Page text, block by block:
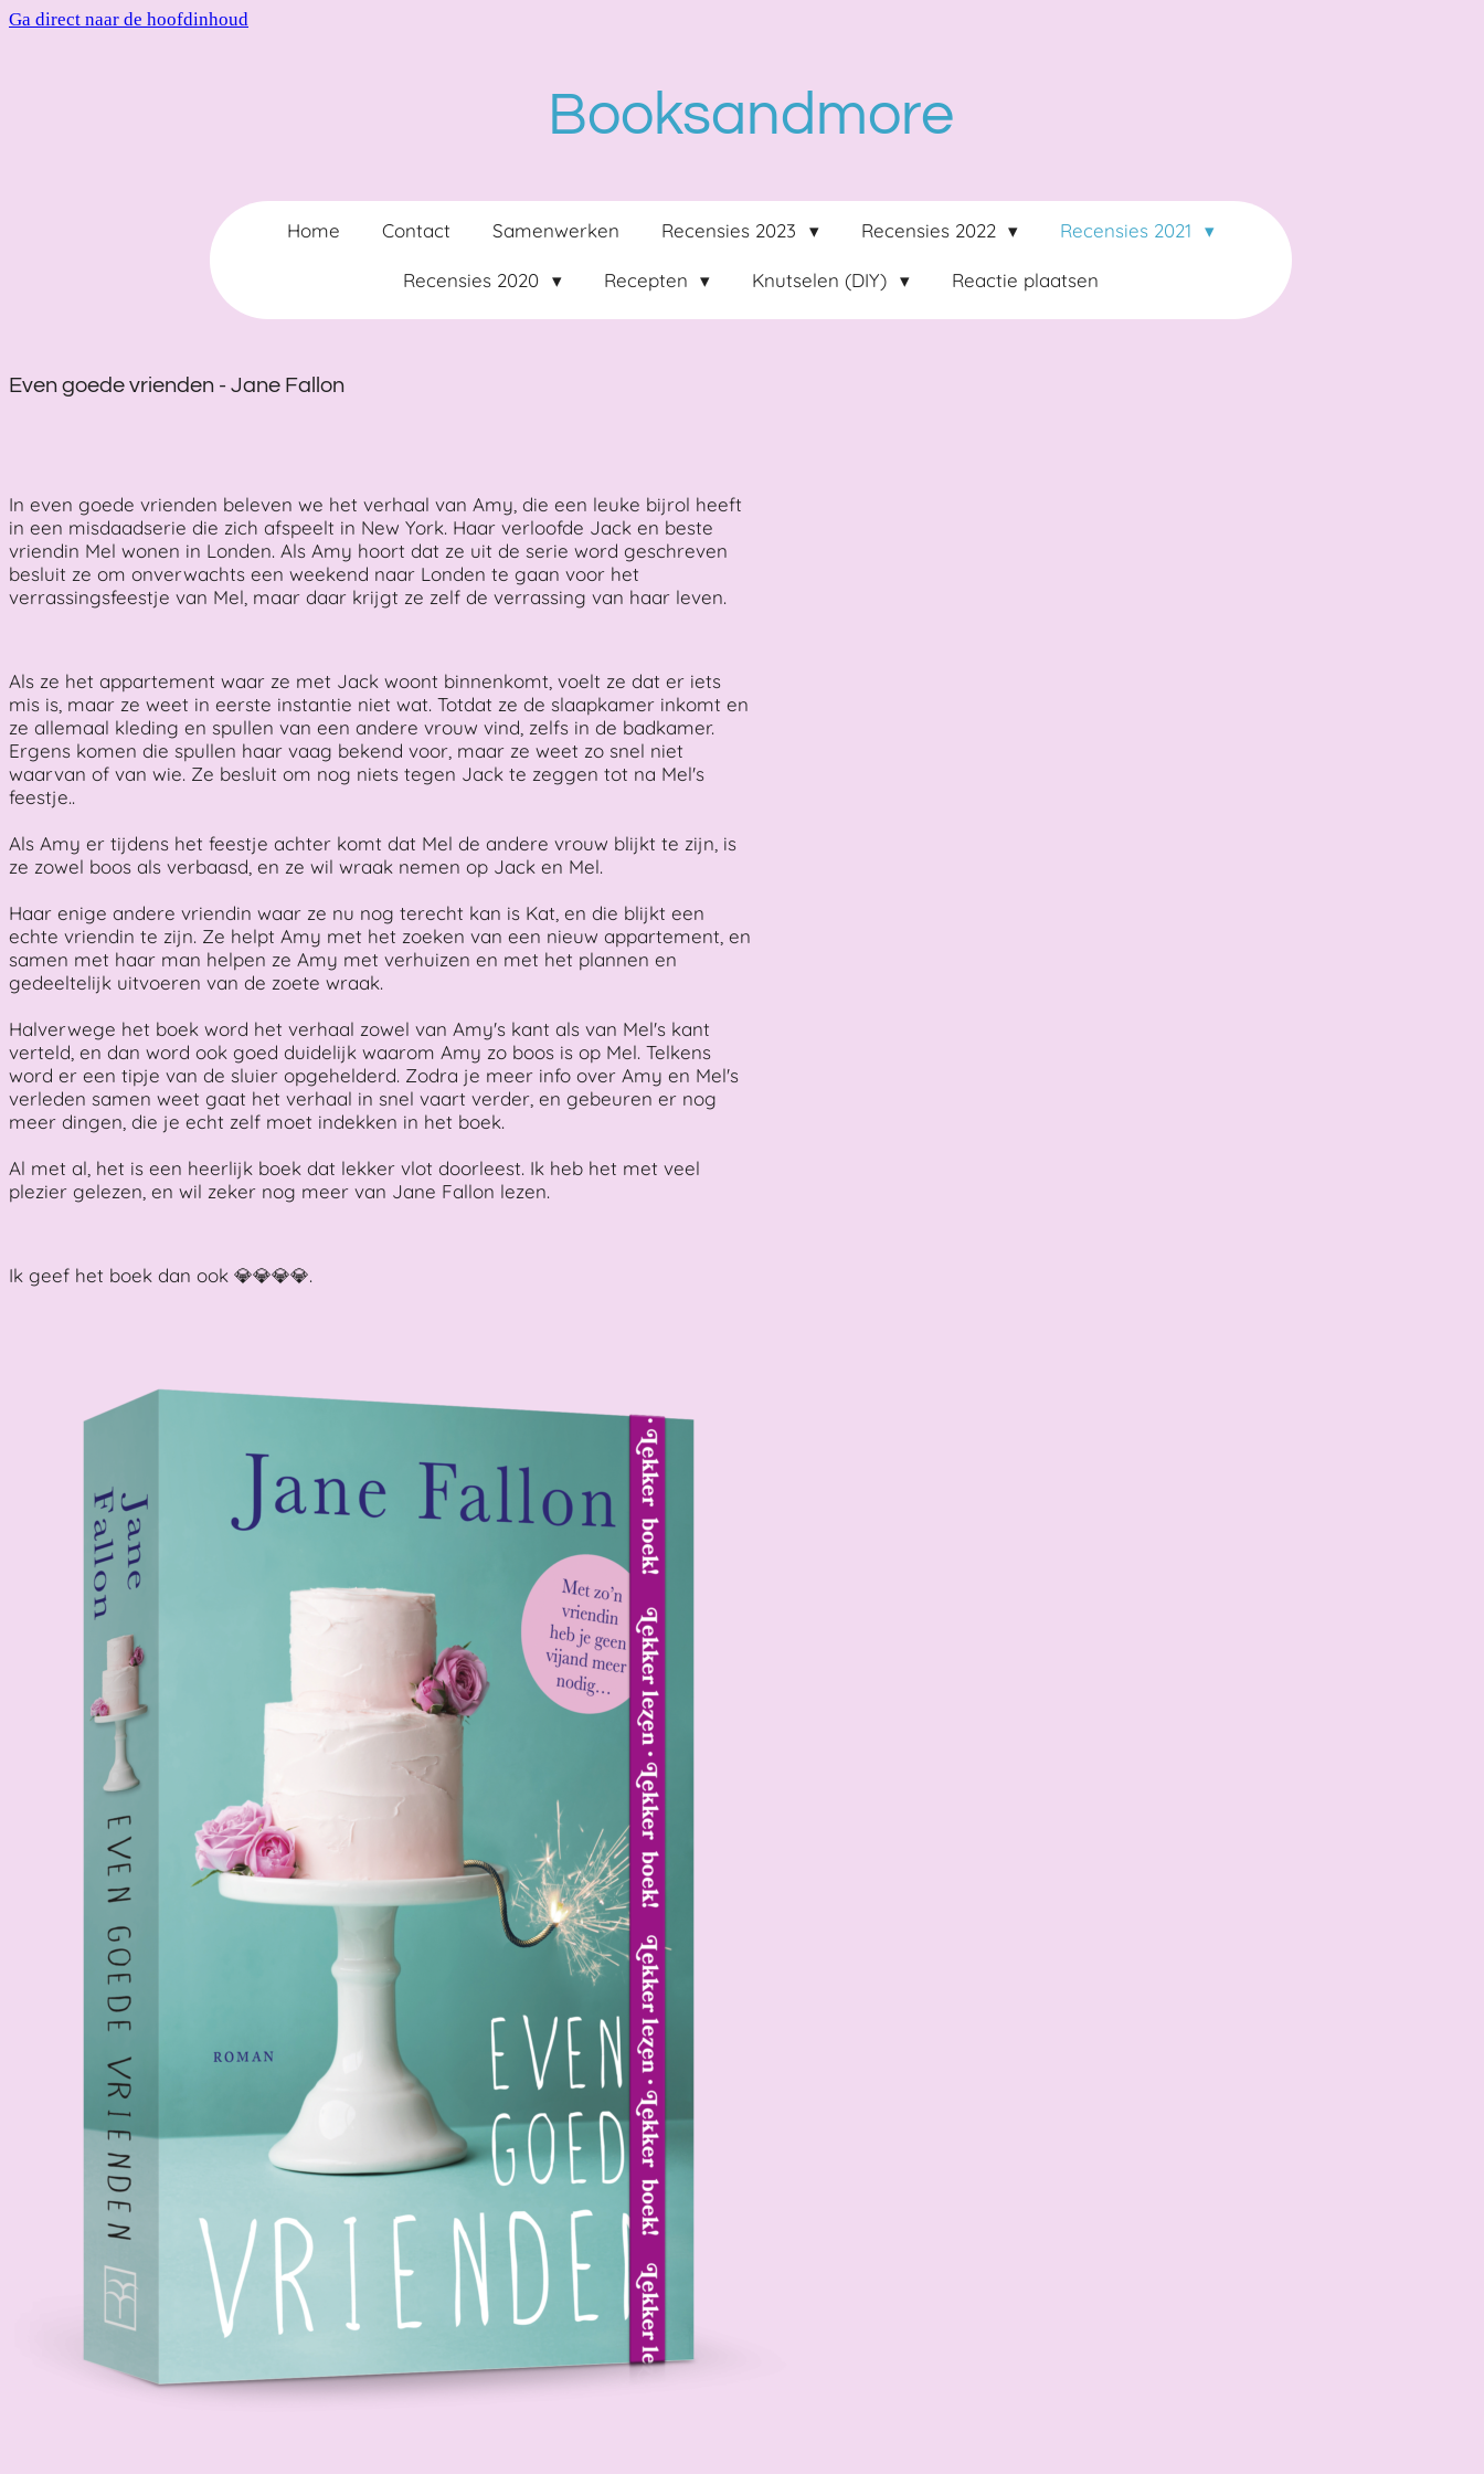
Ga direct naar de hoofdinhoud
Booksandmore
Home Contact Samenwerken Recensies 2023 Recensies 2022 Recensies 2021
Recensies 2020 Recepten Knutselen (DIY) Reactie plaatsen
Even goede vrienden - Jane Fallon
In even goede vrienden beleven we het verhaal van Amy, die een leuke bijrol heeft
in een misdaadserie die zich afspeelt in New York. Haar verloofde Jack en beste
vriendin Mel wonen in Londen. Als Amy hoort dat ze uit de serie word geschreven
besluit ze om onverwachts een weekend naar Londen te gaan voor het
verrassingsfeestje van Mel, maar daar krijgt ze zelf de verrassing van haar leven.
Als ze het appartement waar ze met Jack woont binnenkomt, voelt ze dat er iets
mis is, maar ze weet in eerste instantie niet wat. Totdat ze de slaapkamer inkomt en
ze allemaal kleding en spullen van een andere vrouw vind, zelfs in de badkamer.
Ergens komen die spullen haar vaag bekend voor, maar ze weet zo snel niet
waarvan of van wie. Ze besluit om nog niets tegen Jack te zeggen tot na Mel's
feestje..
Als Amy er tijdens het feestje achter komt dat Mel de andere vrouw blijkt te zijn, is
ze zowel boos als verbaasd, en ze wil wraak nemen op Jack en Mel.
Haar enige andere vriendin waar ze nu nog terecht kan is Kat, en die blijkt een
echte vriendin te zijn. Ze helpt Amy met het zoeken van een nieuw appartement, en
samen met haar man helpen ze Amy met verhuizen en met het plannen en
gedeeltelijk uitvoeren van de zoete wraak.
Halverwege het boek word het verhaal zowel van Amy's kant als van Mel's kant
verteld, en dan word ook goed duidelijk waarom Amy zo boos is op Mel. Telkens
word er een tipje van de sluier opgehelderd. Zodra je meer info over Amy en Mel's
verleden samen weet gaat het verhaal in snel vaart verder, en gebeuren er nog
meer dingen, die je echt zelf moet indekken in het boek.
Al met al, het is een heerlijk boek dat lekker vlot doorleest. Ik heb het met veel
plezier gelezen, en wil zeker nog meer van Jane Fallon lezen.
Ik geef het boek dan ook 💎💎💎💎.